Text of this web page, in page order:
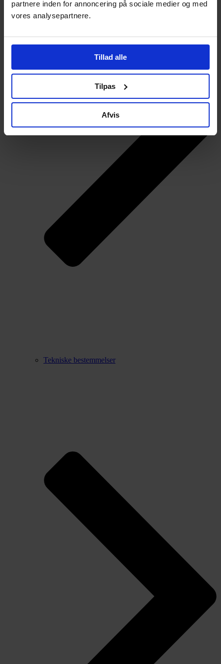
partnere inden for annoncering på sociale medier og med
vores analysepartnere.
Tillad alle
Tilpas
Afvis
Tekniske bestemmelser